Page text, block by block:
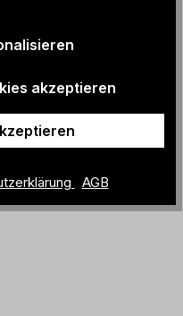
akzeptieren
AGB